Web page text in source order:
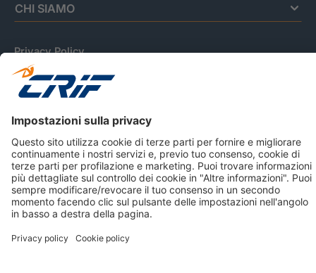
CHI SIAMO
Privacy Policy
Cookie Policy
Informativa Dati Personali
CRIF Business Ethics
Informativa Privacy Relativa Al Sistema Di Informazioni
Creditizie
© 2026 CRIF S.p.A. Tutti i diritti riservati.
sottoscritto € 51.941.235,00 di cui versato € 51.806.190,00 |